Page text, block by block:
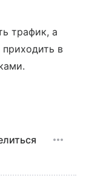
трафик, а
в